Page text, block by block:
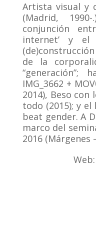
Artista visual y
(Madrid,
conjunción
internet’ y el
de la
“generación”;
IMG_3662 +
2014), Beso con
todo (2015); y el
beat gender. A
marco del
2016 (Márgenes
Web: